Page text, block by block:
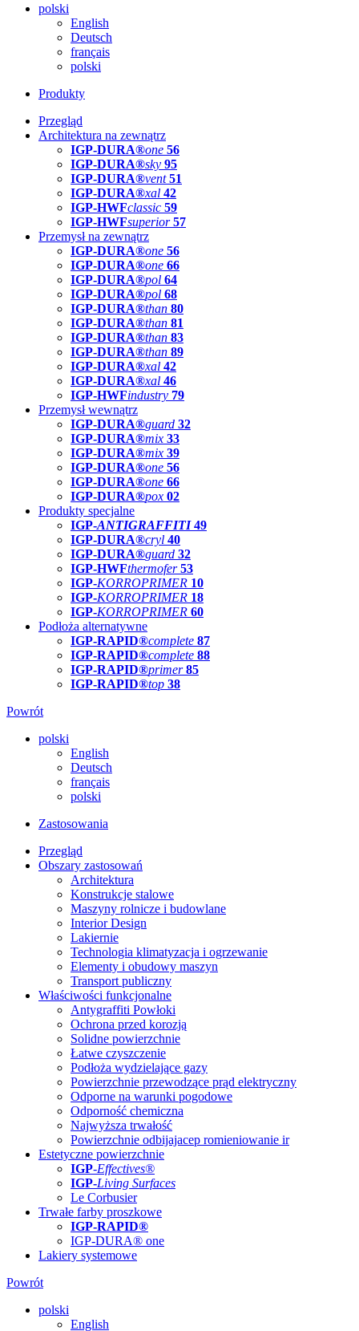
polski
English
Deutsch
français
polski
Produkty
Przegląd
Architektura na zewnątrz
IGP-DURA®one 56
IGP-DURA®sky 95
IGP-DURA®vent 51
IGP-DURA®xal 42
IGP-HWFclassic 59
IGP-HWFsuperior 57
Przemysł na zewnątrz
IGP-DURA®one 56
IGP-DURA®one 66
IGP-DURA®pol 64
IGP-DURA®pol 68
IGP-DURA®than 80
IGP-DURA®than 81
IGP-DURA®than 83
IGP-DURA®than 89
IGP-DURA®xal 42
IGP-DURA®xal 46
IGP-HWFindustry 79
Przemysł wewnątrz
IGP-DURA®guard 32
IGP-DURA®mix 33
IGP-DURA®mix 39
IGP-DURA®one 56
IGP-DURA®one 66
IGP-DURA®pox 02
Produkty specjalne
IGP-ANTIGRAFFITI49
IGP-DURA®cryl 40
IGP-DURA®guard 32
IGP-HWFthermofer 53
IGP-KORROPRIMER 10
IGP-KORROPRIMER 18
IGP-KORROPRIMER 60
Podłoża alternatywne
IGP-RAPID®complete 87
IGP-RAPID®complete 88
IGP-RAPID®primer 85
IGP-RAPID®top 38
Powrót
polski
English
Deutsch
français
polski
Zastosowania
Przegląd
Obszary zastosowań
Architektura
Konstrukcje stalowe
Maszyny rolnicze i budowlane
Interior Design
Lakiernie
Technologia klimatyzacja i ogrzewanie
Elementy i obudowy maszyn
Transport publiczny
Właściwości funkcjonalne
Antygraffiti Powłoki
Ochrona przed korozją
Solidne powierzchnie
Łatwe czyszczenie
Podłoża wydzielające gazy
Powierzchnie przewodzące prąd elektryczny
Odporne na warunki pogodowe
Odporność chemiczna
Najwyższa trwałość
Powierzchnie odbijajacep romieniowanie ir
Estetyczne powierzchnie
IGP-Effectives®
IGP-Living Surfaces
Le Corbusier
Trwałe farby proszkowe
IGP-RAPID®
IGP-DURA® one
Lakiery systemowe
Powrót
polski
English